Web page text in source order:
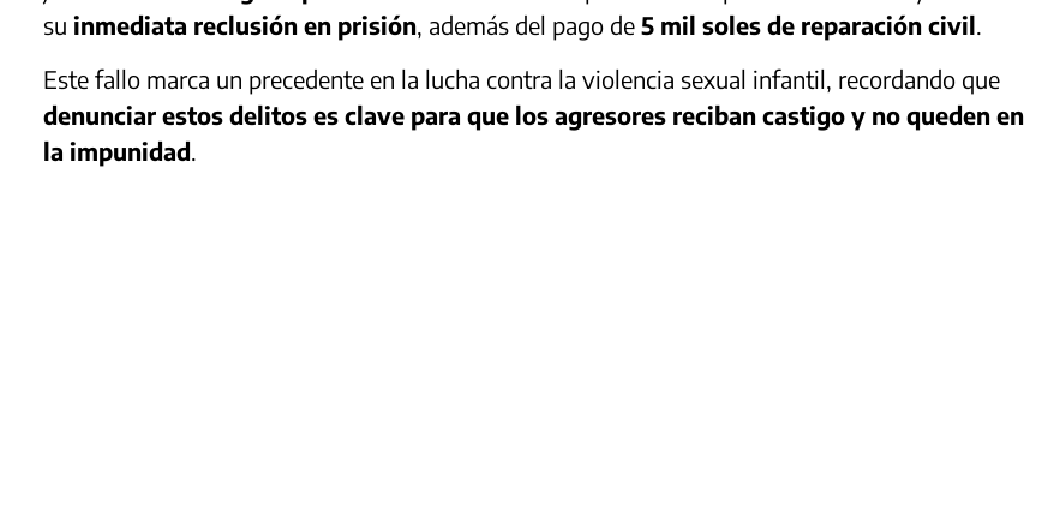
suinmediata reclusión en prisión, además del pago de5 mil soles de reparación civil.
Este fallo marca un precedente en la lucha contra la violencia sexual infantil, recordando que
denunciar estos delitos es clave para que los agresores reciban castigo y no queden en
la impunidad